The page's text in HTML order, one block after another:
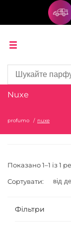
Nuxe
profumo nuxe
Показано 1–1 із 1
Сортувати:
Фільтри